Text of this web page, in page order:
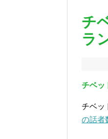
チ
ラ
チベッ
チベッ
の話者